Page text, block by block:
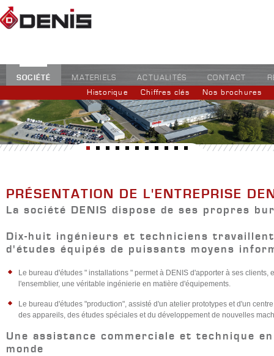
SOCIÉTÉ
Historique Chiffres clés Nos brochures
MATERIELS ACTUALITÉS CONTACT
PRÉSENTATION DE L'ENTREPRISE
La société DENIS dispose de ses propres
Dix-huit ingénieurs et techniciens
d'études équipés de puissants moyens
Le bureau d'études " installations " permet à DENIS d'apporter à ses clients,
l'ensemblier, une véritable ingénierie en matière d'équipements.
Le bureau d'études "production", assisté d'un atelier prototypes et d'un
des appareils, des études spéciales et du développement de nouvelles
Une assistance commerciale et technique
monde